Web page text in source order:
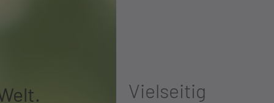
Vielseitig